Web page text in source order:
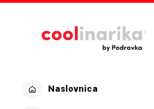
Naslovnica